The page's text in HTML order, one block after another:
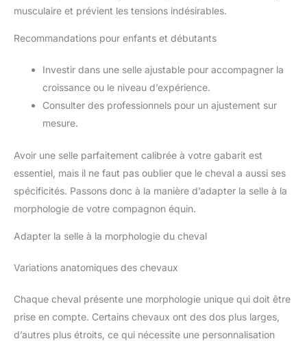
musculaire et prévient les tensions indésirables.
Recommandations pour enfants et débutants
Investir dans une selle ajustable pour accompagner la
croissance ou le niveau d’expérience.
Consulter des professionnels pour un ajustement sur
mesure.
Avoir une selle parfaitement calibrée à votre gabarit est
essentiel, mais il ne faut pas oublier que le cheval a aussi ses
spécificités. Passons donc à la manière d’adapter la selle à la
morphologie de votre compagnon équin.
Adapter la selle à la morphologie du cheval
Variations anatomiques des chevaux
Chaque cheval présente une morphologie unique qui doit être
prise en compte. Certains chevaux ont des dos plus larges,
d’autres plus étroits, ce qui nécessite une personnalisation